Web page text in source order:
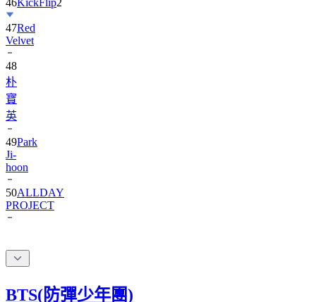
47Red
Velvet
48
朴
寶
英
49
Ji-
hoon
50ALLDAY
PROJECT
BTS(防彈少年團)